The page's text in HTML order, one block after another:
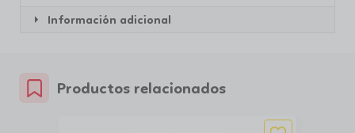
Información adicional
Productos relacionados